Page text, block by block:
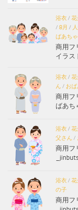
浴衣/ 花
/ 8月 /
ばあち
商用フ
イラス
浴衣/ 花
ん / お
商用フ
ばあち
浴衣/ 花
父さん /
商用フ
浴衣/ 花
の子
商用フ